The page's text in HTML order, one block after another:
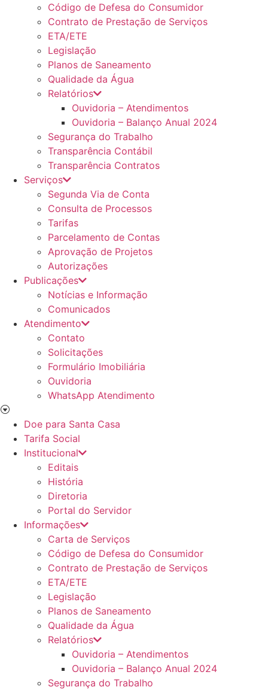
Código de Defesa do Consumidor
Contrato de Prestação de Serviços
ETA/ETE
Legislação
Planos de Saneamento
Qualidade da Água
Relatórios
Ouvidoria – Atendimentos
Ouvidoria – Balanço Anual 2024
Segurança do Trabalho
Transparência Contábil
Transparência Contratos
Serviços
Segunda Via de Conta
Consulta de Processos
Tarifas
Parcelamento de Contas
Aprovação de Projetos
Autorizações
Publicações
Notícias e Informação
Comunicados
Atendimento
Contato
Solicitações
Formulário Imobiliária
Ouvidoria
WhatsApp Atendimento
Doe para Santa Casa
Tarifa Social
Institucional
Editais
História
Diretoria
Portal do Servidor
Informações
Carta de Serviços
Código de Defesa do Consumidor
Contrato de Prestação de Serviços
ETA/ETE
Legislação
Planos de Saneamento
Qualidade da Água
Relatórios
Ouvidoria – Atendimentos
Ouvidoria – Balanço Anual 2024
Segurança do Trabalho